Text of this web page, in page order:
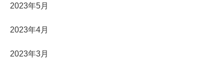
2023年5月
2023年4月
2023年3月